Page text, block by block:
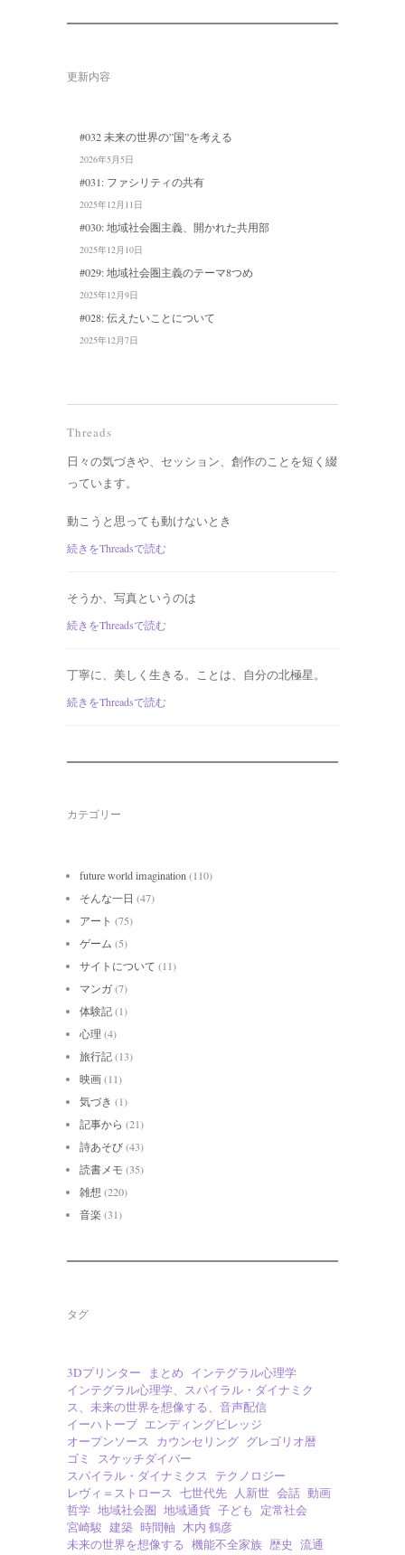
更新内容
#032 未来の世界の”国”を考える
2026年5月5日
#031: ファシリティの共有
2025年12月11日
#030: 地域社会圏主義、開かれた共用部
2025年12月10日
#029: 地域社会圏主義のテーマ8つめ
2025年12月9日
#028: 伝えたいことについて
2025年12月7日
Threads
日々の気づきや、セッション、創作のことを短く綴
っています。
動こうと思っても動けないとき
続きをThreadsで読む
そうか、写真というのは
続きをThreadsで読む
丁寧に、美しく生きる。ことは、自分の北極星。
続きをThreadsで読む
カテゴリー
future world imagination(110)
そんな一日 (47)
アート (75)
ゲーム (5)
サイトについて (11)
マンガ(7)
体験記(1)
心理 (4)
旅行記(13)
映画(11)
気づき (1)
記事から (21)
詩あそび(43)
読書メモ (35)
雑想 (220)
音楽 (31)
タグ
3Dプリンター まとめ インテグラル心理学
インテグラル心理学、スパイラル・ダイナミク
ス、未来の世界を想像する、音声配信
イーハトーブ エンディングビレッジ
オープンソース
カウンセリング グレゴリオ暦
ゴミ
スケッチダイバー
スパイラル・ダイナミクス
テクノロジー
レヴィ＝ストロース 七世代先 人新世 会話 動画
哲学 地域社会圏 地域通貨 子ども
定常社会
宮崎駿 建築 時間軸 木内 鶴彦
未来の世界を想像する 機能不全家族 歴史 流通